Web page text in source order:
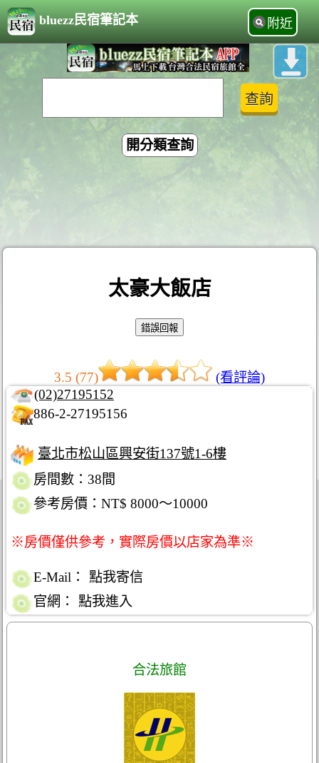
bluezz民宿筆記本 附近
開分類查詢
太豪大飯店
3.5 (77)
(看評論)
(02)27195152
886-2-27195156
臺北市松山區興安街137號1-6樓
房間數：38間
參考房價：NT$ 8000～10000
※房價僅供參考，實際房價以店家為準※
E-Mail：
點我寄信
官網：
點我進入
合法旅館